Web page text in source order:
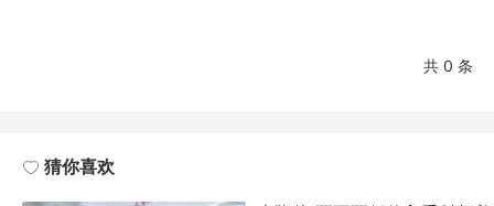
共 0 条
猜你喜欢